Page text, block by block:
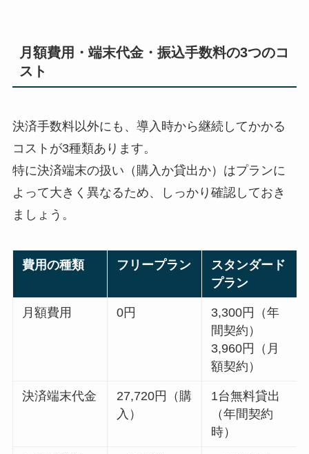
月額費用・端末代金・振込手数料の3つのコ
スト
決済手数料以外にも、導入時から継続してかかる
コストが3種類あります。
特に決済端末の扱い（購入か貸出か）はプランに
よって大きく異なるため、しっかり確認しておき
ましょう。
費用の種類 フリープラン
スタンダード
プラン
月額費用 0円
3,300円（年
間契約）
3,960円（月
額契約）
決済端末代金
27,720円（購
入）
1台無料貸出
（年間契約
時）